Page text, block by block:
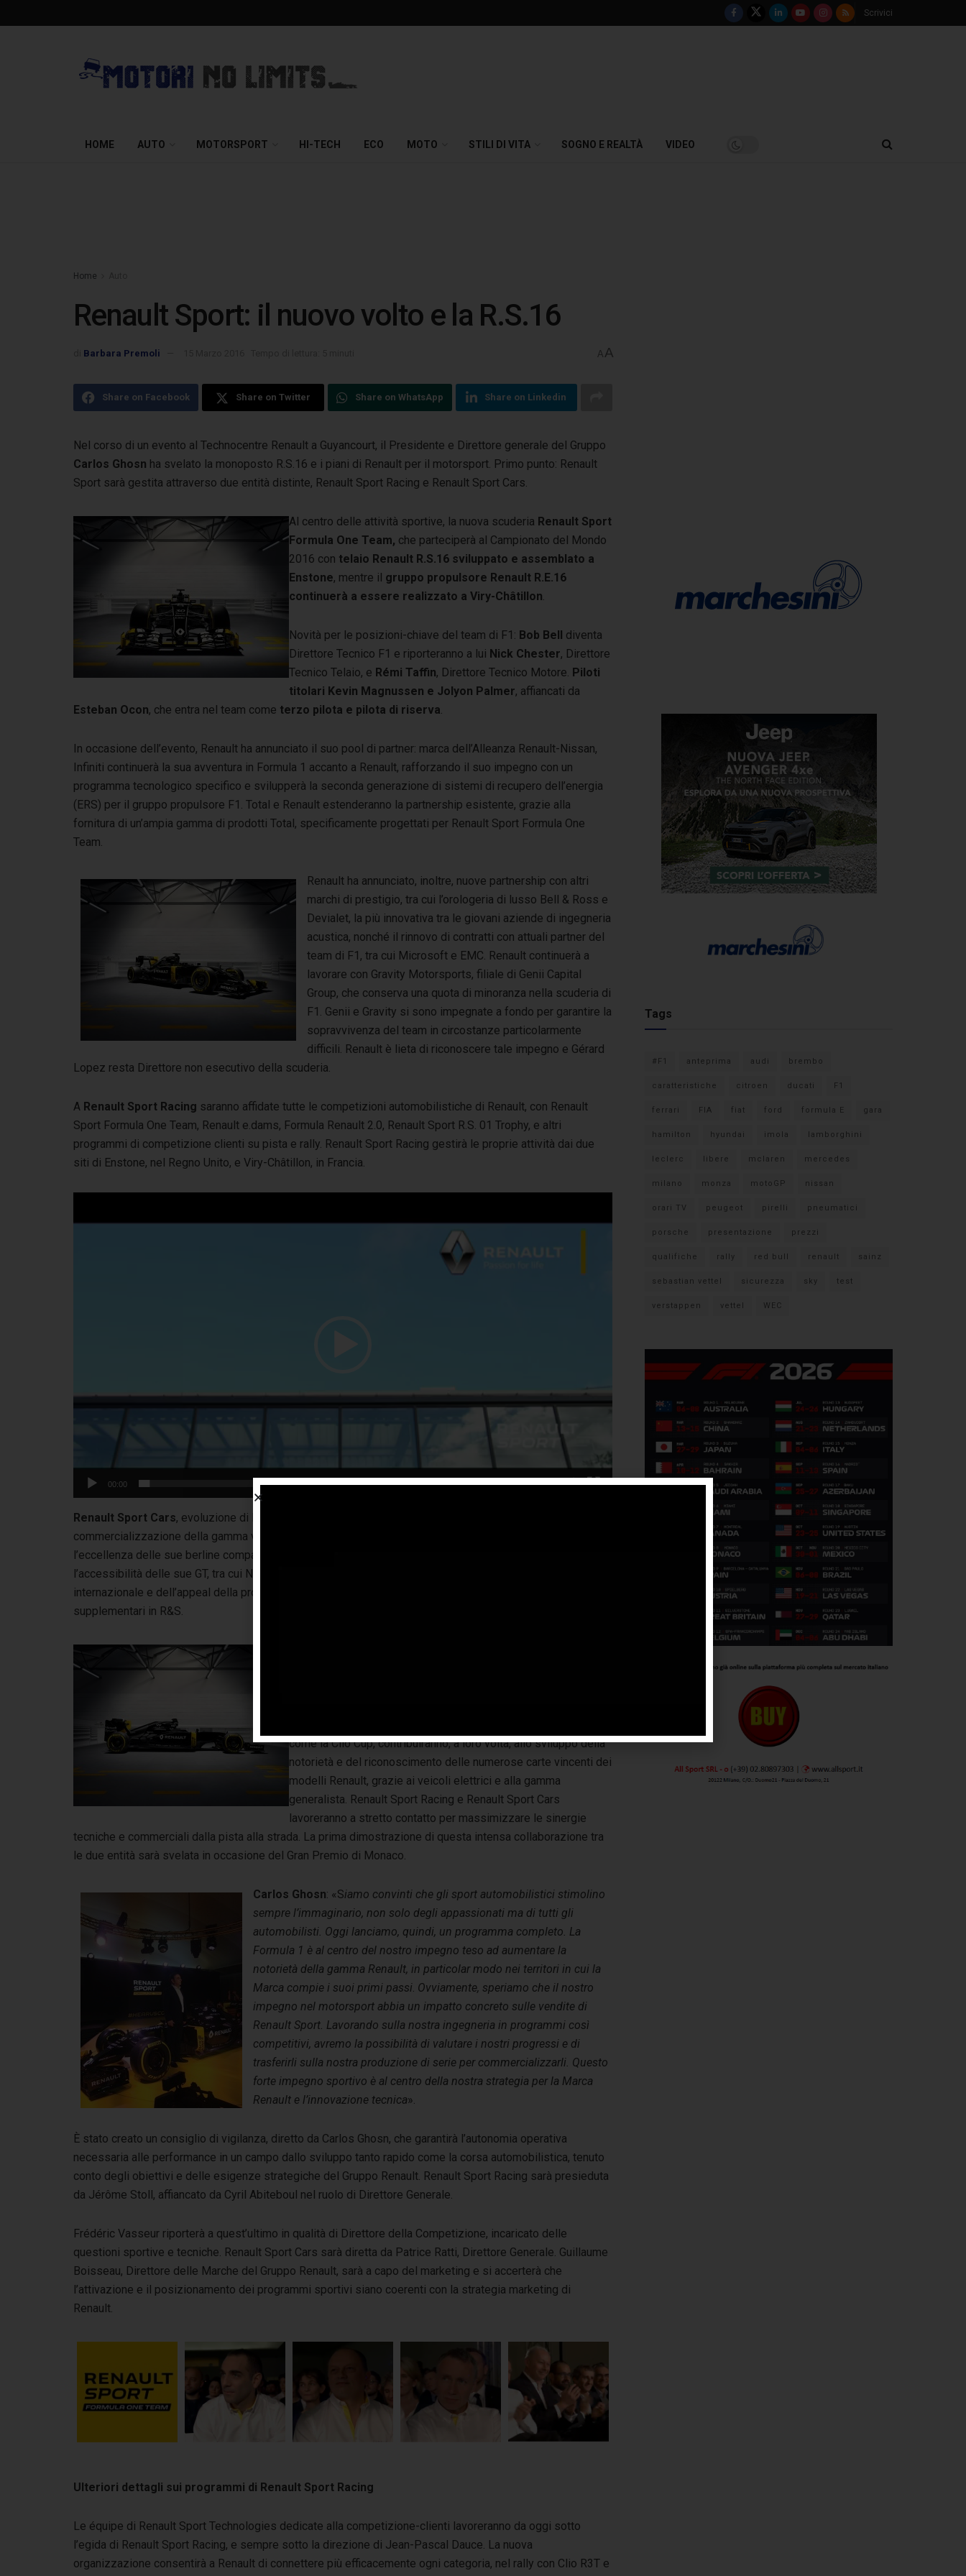
Scrivici
HOME AUTO MOTORSPORT HI-TECH ECO MOTO STILI DI VITA SOGNO E REALTÀ VIDEO
Home
Renault Sport: il nuovo volto e la R.S.16
Barbara Premoli A A
Share on Facebook Share on Twitter Share on WhatsApp Share on Linkedin
Nel corso di un evento al Technocentre Renault a Guyancourt, il Presidente e Direttore generale del Gruppo
Carlos Ghosn ha svelato la monoposto R.S.16 e i piani di Renault per il motorsport. Primo punto: Renault
Sport sarà gestita attraverso due entità distinte, Renault Sport Racing e Renault Sport Cars.
Al centro delle attività sportive, la nuova scuderia Renault Sport
Formula One Team, che parteciperà al Campionato del Mondo
2016 con telaio Renault R.S.16 sviluppato e assemblato a
Enstone, mentre il gruppo propulsore Renault R.E.16
continuerà a essere realizzato a Viry-Châtillon
Novità per le posizioni-chiave del team di F1: Bob Bell diventa
Direttore Tecnico F1 e riporteranno a lui Nick Chester, Direttore
Tecnico Telaio, e Rémi Taffin, Direttore Tecnico Motore. Piloti
titolari Kevin Magnussen e Jolyon Palmer, affiancati da
Esteban Ocon, che entra nel team come terzo pilota e pilota di riserva
In occasione dell’evento, Renault ha annunciato il suo pool di partner: marca dell’Alleanza Renault-Nissan,
Infiniti continuerà la sua avventura in Formula 1 accanto a Renault, rafforzando il suo impegno con un
programma tecnologico specifico e svilupperà la seconda generazione di sistemi di recupero dell’energia
(ERS) per il gruppo propulsore F1. Total e Renault estenderanno la partnership esistente, grazie alla
fornitura di un’ampia gamma di prodotti Total, specificamente progettati per Renault Sport Formula One
Team.
Renault ha annunciato, inoltre, nuove partnership con altri
marchi di prestigio, tra cui l’orologeria di lusso Bell & Ross e
Devialet, la più innovativa tra le giovani aziende di ingegneria
acustica, nonché il rinnovo di contratti con attuali partner del
team di F1, tra cui Microsoft e EMC. Renault continuerà a
lavorare con Gravity Motorsports, filiale di Genii Capital
Group, che conserva una quota di minoranza nella scuderia di
F1. Genii e Gravity si sono impegnate a fondo per garantire la
sopravvivenza del team in circostanze particolarmente
difficili. Renault è lieta di riconoscere tale impegno e Gérard
Lopez resta Direttore non esecutivo della scuderia.
A Renault Sport Racing saranno affidate tutte le competizioni automobilistiche di Renault, con Renault
Sport Formula One Team, Renault e.dams, Formula Renault 2.0, Renault Sport R.S. 01 Trophy, e altri
programmi di competizione clienti su pista e rally. Renault Sport Racing gestirà le proprie attività dai due
siti di Enstone, nel Regno Unito, e Viry-Châtillon, in Francia.
00:00 02:15
Renault Sport Cars, evoluzione di Renault Sport Technologies, dirigerà lo sviluppo e la
commercializzazione della gamma veicoli di serie Renault Sport. Renault Sport è apprezzata per
l’eccellenza delle sue berline compatte sportive, come Mégane R.S. e Clio R.S., e per l’efficienza e
l’accessibilità delle sue GT, tra cui Nuova Mégane GT. Renault Sport si dedicherà allo sviluppo dell’impronta
internazionale e dell’appeal della propria Marca e farà crescere la gamma grazie ad investimenti
supplementari in R&S.
come la Clio Cup, contribuiranno, a loro volta, allo sviluppo della
notorietà e del riconoscimento delle numerose carte vincenti dei
modelli Renault, grazie ai veicoli elettrici e alla gamma
generalista. Renault Sport Racing e Renault Sport Cars
lavoreranno a stretto contatto per massimizzare le sinergie
tecniche e commerciali dalla pista alla strada. La prima dimostrazione di questa intensa collaborazione tra
le due entità sarà svelata in occasione del Gran Premio di Monaco.
Carlos Ghosn: «Siamo convinti che gli sport automobilistici stimolino
sempre l’immaginario, non solo degli appassionati ma di tutti gli
automobilisti. Oggi lanciamo, quindi, un programma completo. La
Formula 1 è al centro del nostro impegno teso ad aumentare la
notorietà della gamma Renault, in particolar modo nei territori in cui la
Marca compie i suoi primi passi Ovviamente, speriamo che il nostro
impegno nel motorsport abbia un impatto concreto sulle vendite di
Renault Sport. Lavorando sulla nostra ingegneria in programmi così
competitivi, avremo la possibilità di valutare i nostri progressi e di
trasferirli sulla nostra produzione di serie per commercializzarli. Questo
forte impegno sportivo è al centro della nostra strategia per la Marca
Renault e l’innovazione tecnica».
È stato creato un consiglio di vigilanza, diretto da Carlos Ghosn, che garantirà l’autonomia operativa
necessaria alle performance in un campo dallo sviluppo tanto rapido come la corsa automobilistica, tenuto
conto degli obiettivi e delle esigenze strategiche del Gruppo Renault. Renault Sport Racing sarà presieduta
da Jérôme Stoll, affiancato da Cyril Abiteboul nel ruolo di Direttore Generale.
Frédéric Vasseur riporterà a quest’ultimo in qualità di Direttore della Competizione, incaricato delle
questioni sportive e tecniche. Renault Sport Cars sarà diretta da Patrice Ratti, Direttore Generale. Guillaume
Boisseau, Direttore delle Marche del Gruppo Renault, sarà a capo del marketing e si accerterà che
l’attivazione e il posizionamento dei programmi sportivi siano coerenti con la strategia marketing di
Renault.
Ulteriori dettagli sui programmi di Renault Sport Racing
Le équipe di Renault Sport Technologies dedicate alla competizione-clienti lavoreranno da oggi sotto
l’egida di Renault Sport Racing, e sempre sotto la direzione di Jean-Pascal Dauce. La nuova
organizzazione consentirà a Renault di connettere più efficacemente ogni categoria, nel rally con Clio R3T e
Tags
#F1 anteprima audi brembo
caratteristiche citroen ducati F1
ferrari FIA fiat ford formula E gara
hamilton hyundai imola lamborghini
leclerc libere mclaren mercedes
milano monza motoGP nissan
orari TV peugeot pirelli pneumatici
porsche presentazione prezzi
qualifiche rally red bull renault sainz
sebastian vettel sicurezza sky test
verstappen vettel WEC